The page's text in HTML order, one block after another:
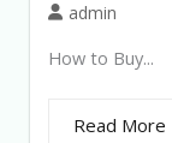
admin
How to Buy...
Read More